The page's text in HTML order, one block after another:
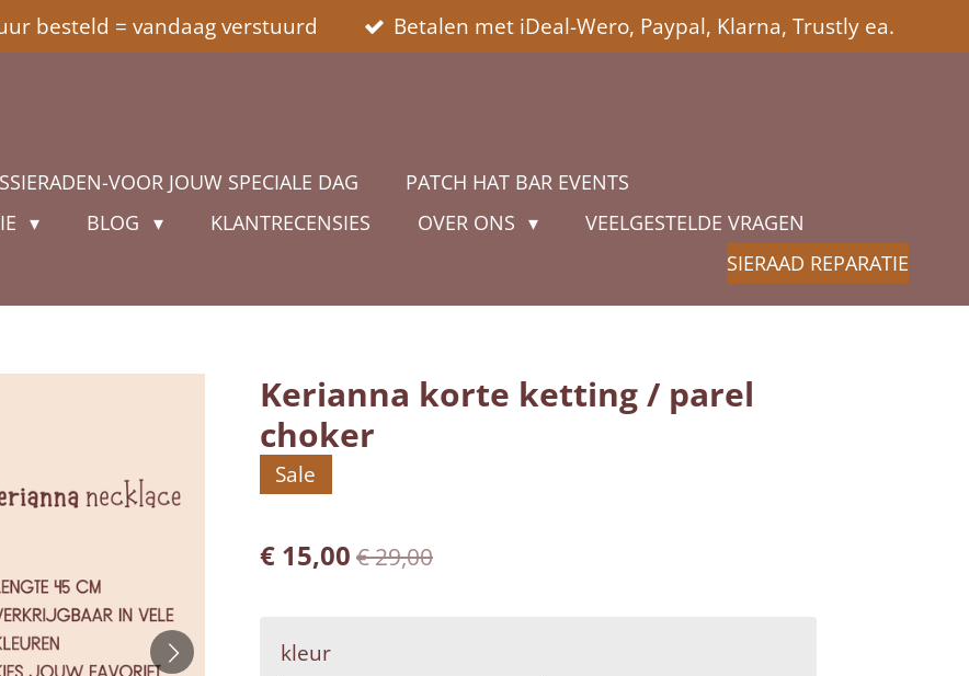
besteld = vandaag verstuurd Betalen met iDeal-Wero, Paypal, Klarna, Trustly ea.
VOOR JOUW SPECIALE DAG
PATCH HAT BAR EVENTS
BLOG KLANTRECENSIES OVER ONS
VEELGESTELDE VRAGEN
SIERAAD REPARATIE
Kerianna korte ketting / parel
choker
Sale
€ 15,00 € 29,00
kleur